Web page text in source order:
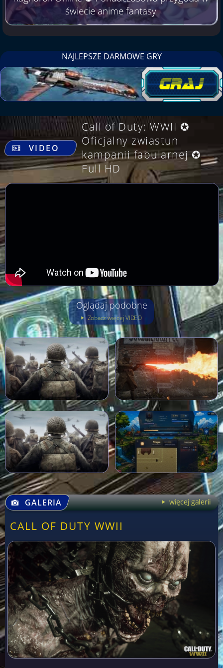
świecie anime fantasy
NAJLEPSZE DARMOWE GRY
.
VIDEO
Call of Duty: WWII ✪
Oficjalny zwiastun
kampanii fabularnej ✪
Full HD
Oglądaj podobne
Zobacz więcej VIDEO
GALERIA więcej galerii
CALL OF DUTY WWII